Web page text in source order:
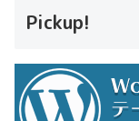
Pickup!